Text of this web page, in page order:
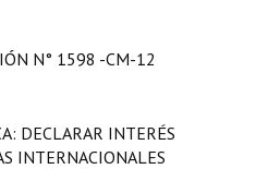
N° 1598 -CM-12
DECLARAR INTERÉS
INTERNACIONALES